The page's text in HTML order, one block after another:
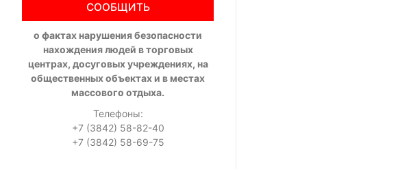
СООБЩИТЬ
о фактах нарушения безопасности
нахождения людей в торговых
центрах, досуговых учреждениях, на
общественных объектах и в местах
массового отдыха.
Телефоны:
+7 (3842) 58-82-40
+7 (3842) 58-69-75